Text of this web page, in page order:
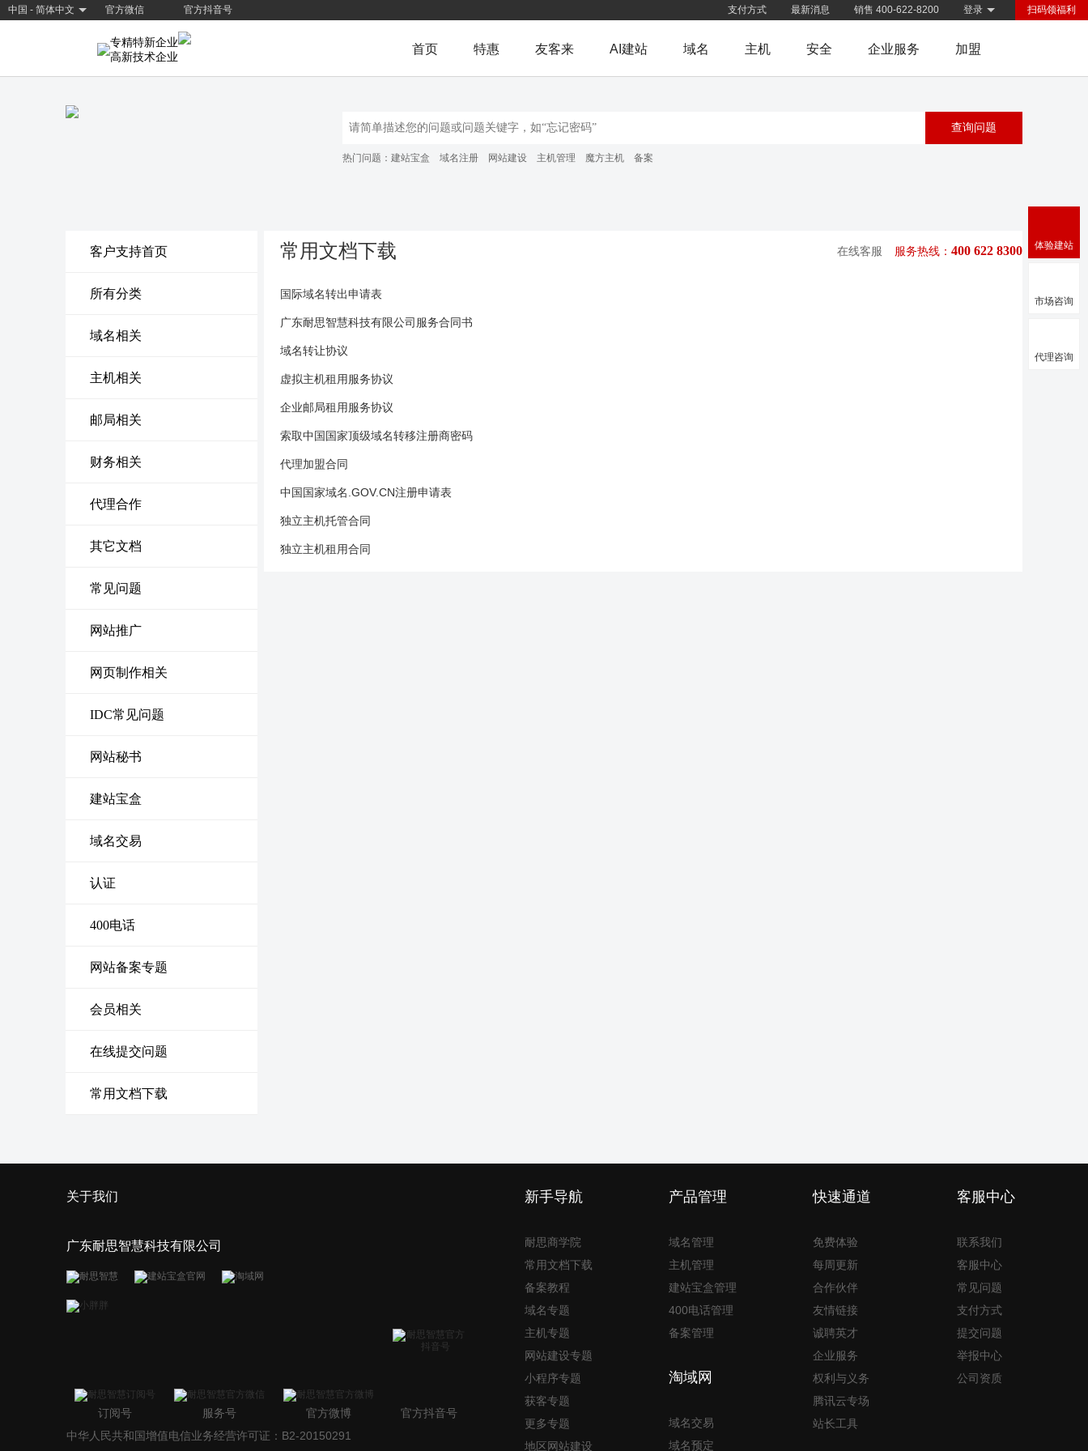
中国 - 简体中文 官方微信 官方抖音号 扫码领福利
登录
销售 400-622-8200
最新消息
支付方式
专精特新企业
高新技术企业
首页 特惠 友客来 AI建站 域名 主机 安全 企业服务 加盟
热门问题： 建站宝盒 域名注册 网站建设 主机管理 魔方主机 备案
客户支持首页
所有分类
域名相关
主机相关
邮局相关
财务相关
代理合作
其它文档
常见问题
网站推广
网页制作相关
IDC常见问题
网站秘书
建站宝盒
域名交易
认证
400电话
网站备案专题
会员相关
在线提交问题
常用文档下载
常用文档下载 在线客服 服务热线： 400 622 8300
国际域名转出申请表
广东耐思智慧科技有限公司服务合同书
域名转让协议
虚拟主机租用服务协议
企业邮局租用服务协议
索取中国国家顶级域名转移注册商密码
代理加盟合同
中国国家域名.GOV.CN注册申请表
独立主机托管合同
独立主机租用合同
关于我们
广东耐思智慧科技有限公司
订阅号 服务号 官方微博
官方抖音号
中华人民共和国增值电信业务经营许可证：B2-20150291
新手导航
耐思商学院
常用文档下载
备案教程
域名专题
主机专题
网站建设专题
小程序专题
获客专题
更多专题
地区网站建设
产品管理
域名管理
主机管理
建站宝盒管理
400电话管理
备案管理
淘域网
域名交易
域名预定
快速通道
免费体验
每周更新
合作伙伴
友情链接
诚聘英才
企业服务
权利与义务
腾讯云专场
站长工具
客服中心
联系我们
客服中心
常见问题
支付方式
提交问题
举报中心
公司资质
体验建站
市场咨询
代理咨询